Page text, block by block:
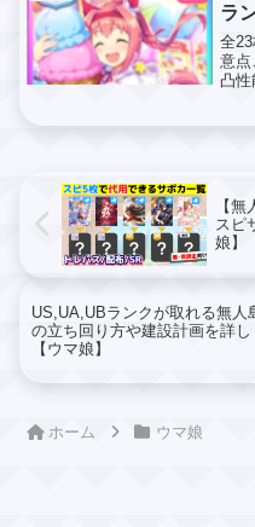
ラ
全
意点
凸性
【
スピ
娘】
US,UA,UBランクが取れる無人
の立ち回り方や建設計画を詳し
【ウマ娘】
ホーム ウマ娘